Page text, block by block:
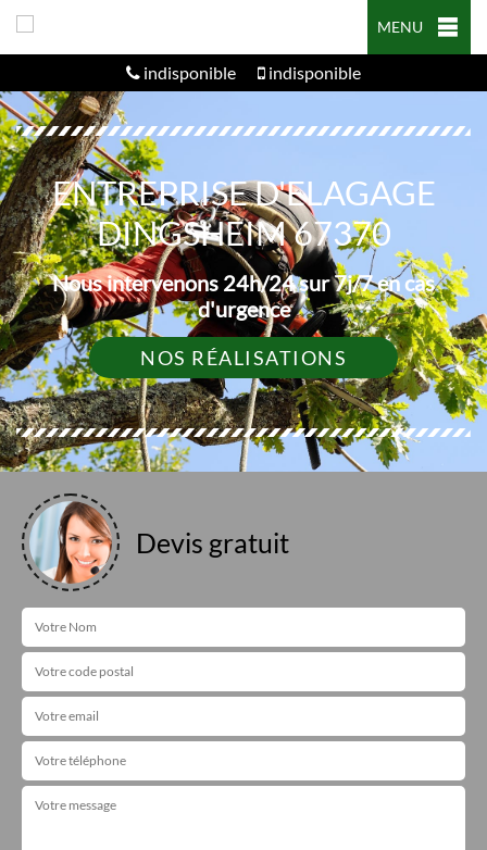
MENU
indisponible indisponible
ENTREPRISE D'ELAGAGE
DINGSHEIM 67370
Nous intervenons 24h/24 sur 7j/7 en cas
d'urgence
NOS RÉALISATIONS
Devis gratuit